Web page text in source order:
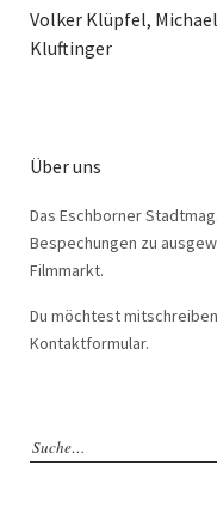
Volker Klüpfel,
Kluftinger
Über uns
Das Eschborner
Bespechungen zu
Filmmarkt.
Du möchtest
Kontaktformular.